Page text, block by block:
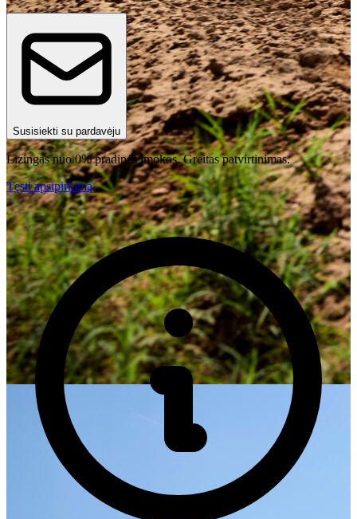
Susisiekti su pardavėju
Lizingas nuo 0% pradinės įmokos. Greitas patvirtinimas.
Tęsti apsipirkimą